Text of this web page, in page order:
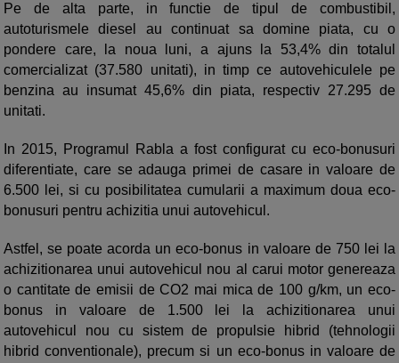
Pe de alta parte, in functie de tipul de combustibil,
autoturismele diesel au continuat sa domine piata, cu o
pondere care, la noua luni, a ajuns la 53,4% din totalul
comercializat (37.580 unitati), in timp ce autovehiculele pe
benzina au insumat 45,6% din piata, respectiv 27.295 de
unitati.
In 2015, Programul Rabla a fost configurat cu eco-bonusuri
diferentiate, care se adauga primei de casare in valoare de
6.500 lei, si cu posibilitatea cumularii a maximum doua eco-
bonusuri pentru achizitia unui autovehicul.
Astfel, se poate acorda un eco-bonus in valoare de 750 lei la
achizitionarea unui autovehicul nou al carui motor genereaza
o cantitate de emisii de CO2 mai mica de 100 g/km, un eco-
bonus in valoare de 1.500 lei la achizitionarea unui
autovehicul nou cu sistem de propulsie hibrid (tehnologii
hibrid conventionale), precum si un eco-bonus in valoare de